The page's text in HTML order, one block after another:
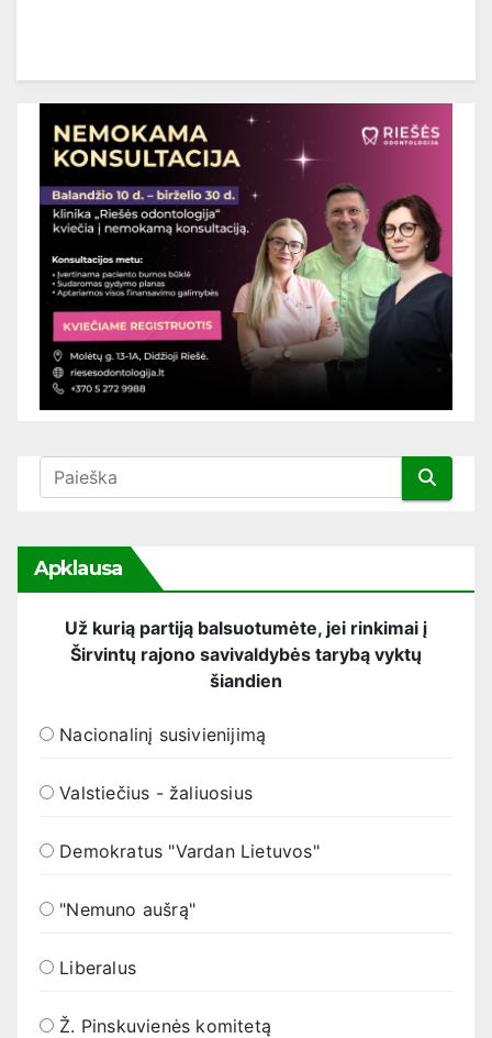
Apklausa
Už kurią partiją balsuotumėte, jei rinkimai į
Širvintų rajono savivaldybės tarybą vyktų
šiandien
Nacionalinį susivienijimą
Valstiečius - žaliuosius
Demokratus "Vardan Lietuvos"
"Nemuno aušrą"
Liberalus
Ž. Pinskuvienės komitetą